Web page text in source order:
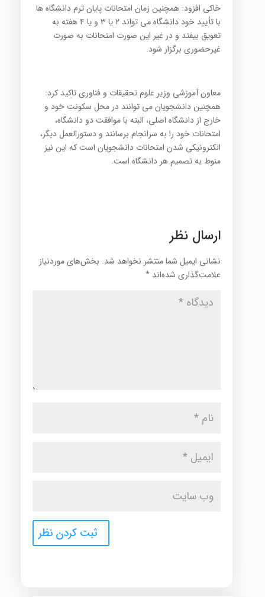
خاکی افزود:‌ همچنین زمان امتحانات پایان ترم دانشگاه ها
با تأیید خود دانشگاه می تواند ۲ یا ۳ و یا ۴ هفته به
تعویق بیفتد و در غیر این صورت امتحانات به صورت
غیرحضوری برگزار شود.
معاون آموزشی وزیر علوم تحقیقات و فناوری تاکید کرد:
همچنین دانشجویان می توانند در محل سکونت خود و
خارج از دانشگاه اصلی، البته با موافقت دو دانشگاه،
امتحانات خود را به سرانجام برسانند و دستورالعمل دیگر،
الکترونیکی شدن امتحانات دانشجویان است که این نیز
منوط به تصمیم هر دانشگاه است.
ارسال نظر
نشانی ایمیل شما منتشر نخواهد شد. بخش‌های موردنیاز
علامت‌گذاری شده‌اند *